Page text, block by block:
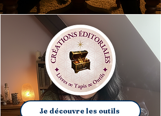
Je découvre les outils